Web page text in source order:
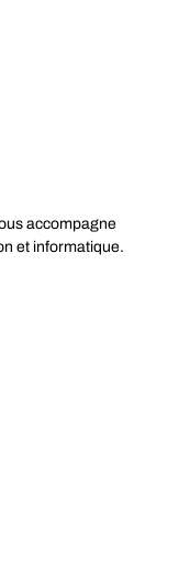
accompagne
et informatique.